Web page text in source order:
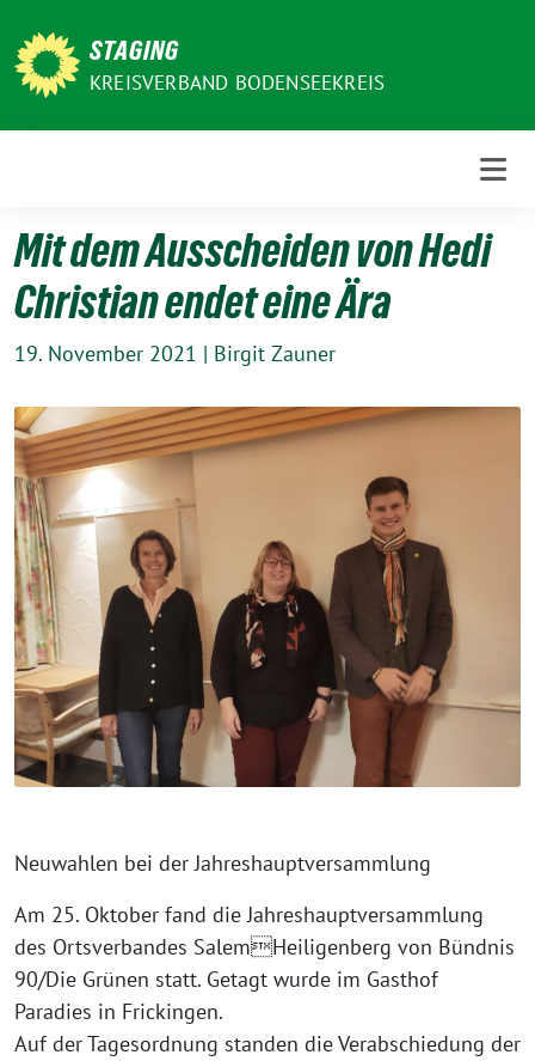
zum
Inhalt
STAGING
KREISVERBAND BODENSEEKREIS
Mit dem Ausscheiden von Hedi
Christian endet eine Ära
19. November 2021 | Birgit Zauner
Neuwahlen bei der Jahreshauptversammlung
Am 25. Oktober fand die Jahreshauptversammlung
des Ortsverbandes SalemHeiligenberg von Bündnis
90/Die Grünen statt. Getagt wur­de im Gasthof
Paradies in Frickingen.
Auf der Tagesordnung stan­den die Verabschiedung der